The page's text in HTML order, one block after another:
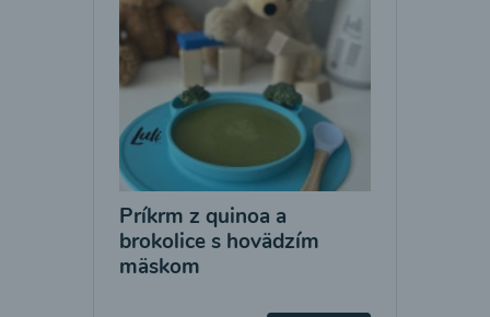
Príkrm z quinoa a
brokolice s hovädzím
mäskom